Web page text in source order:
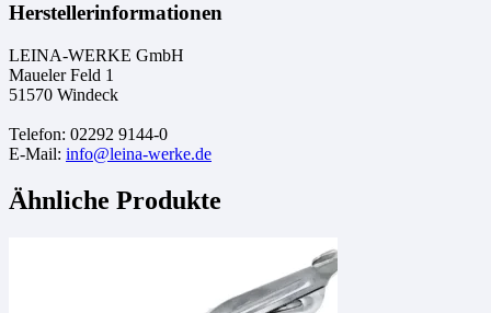
Herstellerinformationen
LEINA-WERKE GmbH
Maueler Feld 1
51570 Windeck
Telefon: 02292 9144-0
E-Mail: info@leina-werke.de
Ähnliche Produkte